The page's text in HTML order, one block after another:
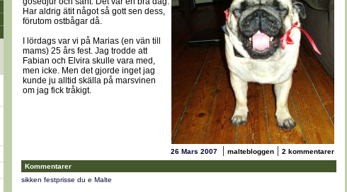
Har aldrig ätit något så gott sen dess,
förutom ostbågar då.
I lördags var vi på Marias (en vän till
mams) 25 års fest. Jag trodde att
Fabian och Elvira skulle vara med,
men icke. Men det gjorde inget jag
kunde ju alltid skälla på marsvinen
om jag fick tråkigt.
26 Mars 2007 | maltebloggen | 2 kommentarer
Kommentarer
sikken festprisse du e Malte